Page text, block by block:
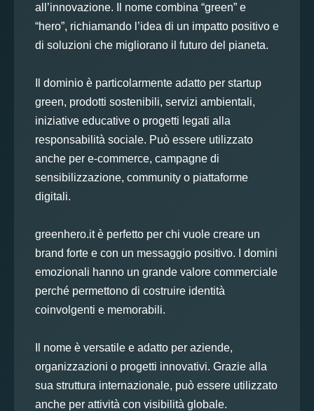
all’innovazione. Il nome combina “green” e
“hero”, richiamando l’idea di un impatto positivo e
di soluzioni che migliorano il futuro del pianeta.
Il dominio è particolarmente adatto per startup
green, prodotti sostenibili, servizi ambientali,
iniziative educative o progetti legati alla
responsabilità sociale. Può essere utilizzato
anche per e-commerce, campagne di
sensibilizzazione, community o piattaforme
digitali.
greenhero.it è perfetto per chi vuole creare un
brand forte e con un messaggio positivo. I domini
emozionali hanno un grande valore commerciale
perché permettono di costruire identità
coinvolgenti e memorabili.
Il nome è versatile e adatto per aziende,
organizzazioni o progetti innovativi. Grazie alla
sua struttura internazionale, può essere utilizzato
anche per attività con visibilità globale.